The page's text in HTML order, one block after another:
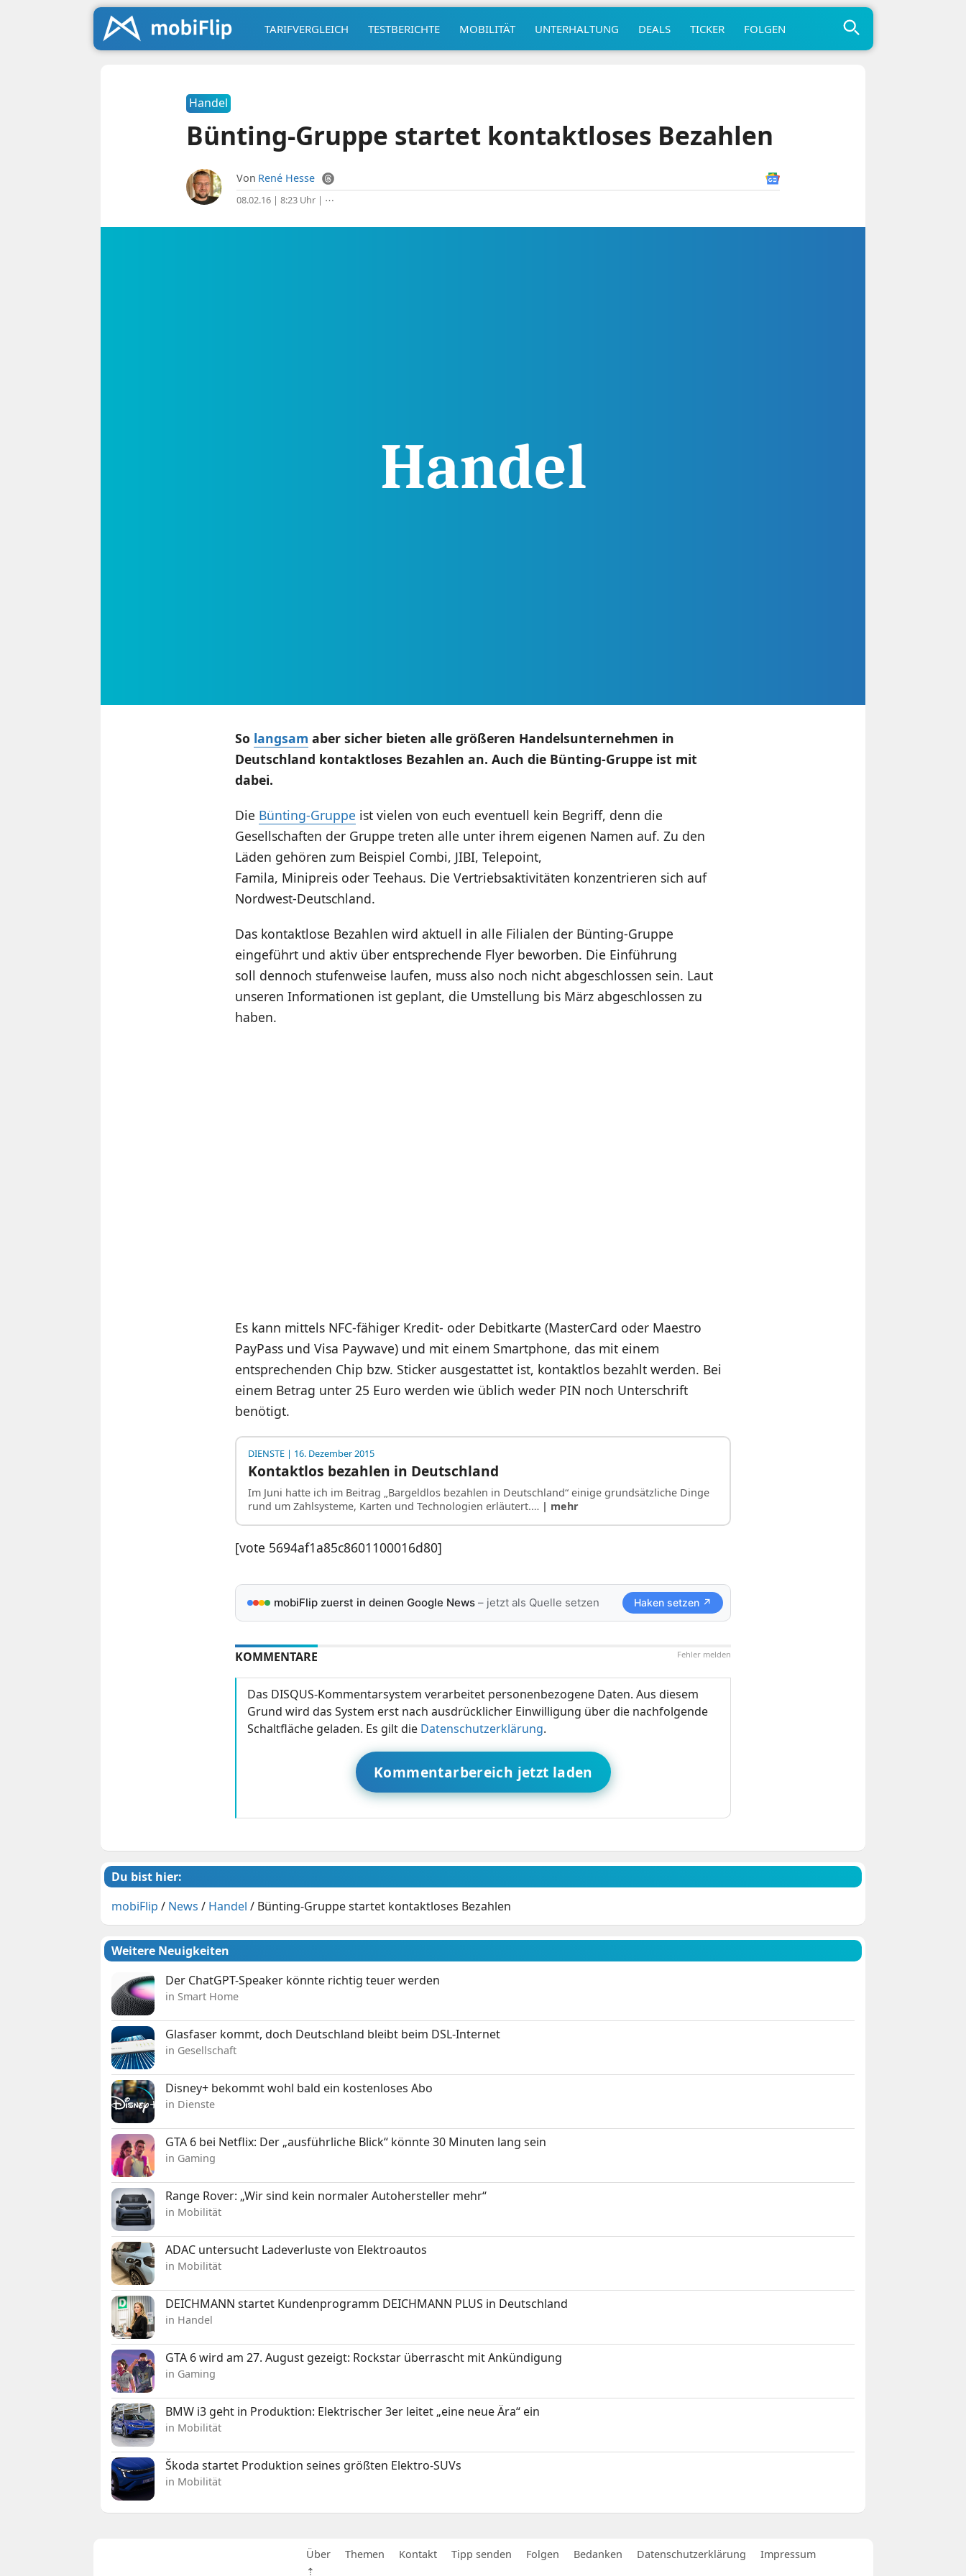
TARIFVERGLEICH TESTBERICHTE MOBILITÄT UNTERHALTUNG DEALS TICKER FOLGEN
Handel
Bünting-Gruppe startet kontaktloses Bezahlen
Von René Hesse
08.02.16 | 8:23 Uhr| ⋯
So langsam aber sicher bieten alle größeren Handelsunternehmen in
Deutschland kontaktloses Bezahlen an. Auch die Bünting-Gruppe ist mit
dabei.
Die Bünting-Gruppe ist vielen von euch eventuell kein Begriff, denn die
Gesellschaften der Gruppe treten alle unter ihrem eigenen Namen auf. Zu den
Läden gehören zum Beispiel Combi, JIBI, Telepoint,
Famila, Minipreis oder Teehaus. Die Vertriebsaktivitäten konzentrieren sich auf
Nordwest-Deutschland.
Das kontaktlose Bezahlen wird aktuell in alle Filialen der Bünting-Gruppe
eingeführt und aktiv über entsprechende Flyer beworben. Die Einführung
soll dennoch stufenweise laufen, muss also noch nicht abgeschlossen sein. Laut
unseren Informationen ist geplant, die Umstellung bis März abgeschlossen zu
haben.
Es kann mittels NFC-fähiger Kredit- oder Debitkarte (MasterCard oder Maestro
PayPass und Visa Paywave) und mit einem Smartphone, das mit einem
entsprechenden Chip bzw. Sticker ausgestattet ist, kontaktlos bezahlt werden. Bei
einem Betrag unter 25 Euro werden wie üblich weder PIN noch Unterschrift
benötigt.
DIENSTE| 16. Dezember 2015
Kontaktlos bezahlen in Deutschland
Im Juni hatte ich im Beitrag „Bargeldlos bezahlen in Deutschland“ einige grundsätzliche Dinge
rund um Zahlsysteme, Karten und Technologien erläutert.… | mehr
[vote 5694af1a85c8601100016d80]
mobiFlip zuerst in deinen Google News– jetzt als Quelle setzen Haken setzen ↗
Fehler melden
KOMMENTARE
Das DISQUS-Kommentarsystem verarbeitet personenbezogene Daten. Aus diesem
Grund wird das System erst nach ausdrücklicher Einwilligung über die nachfolgende
Schaltfläche geladen. Es gilt die Datenschutzerklärung.
Kommentarbereich jetzt laden
Du bist hier:
mobiFlip / News / Handel / Bünting-Gruppe startet kontaktloses Bezahlen
Weitere Neuigkeiten
Der ChatGPT-Speaker könnte richtig teuer werden
in Smart Home
Glasfaser kommt, doch Deutschland bleibt beim DSL-Internet
in Gesellschaft
Disney+ bekommt wohl bald ein kostenloses Abo
in Dienste
GTA 6 bei Netflix: Der „ausführliche Blick“ könnte 30 Minuten lang sein
in Gaming
Range Rover: „Wir sind kein normaler Autohersteller mehr“
in Mobilität
ADAC untersucht Ladeverluste von Elektroautos
in Mobilität
DEICHMANN startet Kundenprogramm DEICHMANN PLUS in Deutschland
in Handel
GTA 6 wird am 27. August gezeigt: Rockstar überrascht mit Ankündigung
in Gaming
BMW i3 geht in Produktion: Elektrischer 3er leitet „eine neue Ära“ ein
in Mobilität
Škoda startet Produktion seines größten Elektro-SUVs
in Mobilität
Über Themen Kontakt Tipp senden Folgen Bedanken Datenschutzerklärung
Impressum
⇡